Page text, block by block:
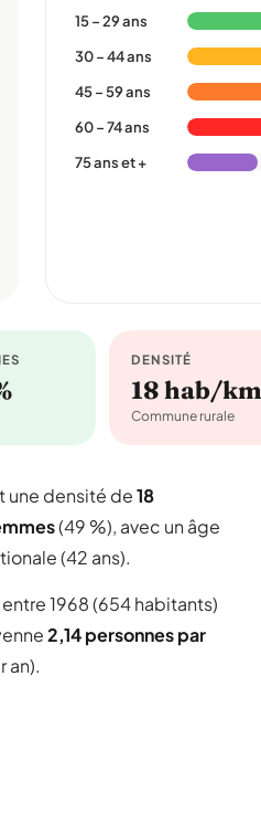
15 – 29 ans
30 – 44 ans
45 – 59 ans
60 – 74 ans
75 ans et +
DENSITÉ
18 hab/
Commune rurale
une densité de18
(49 %), avec un âge
(42 ans).
entre 1968 (654 habitants)
2,14 personnes par
an).